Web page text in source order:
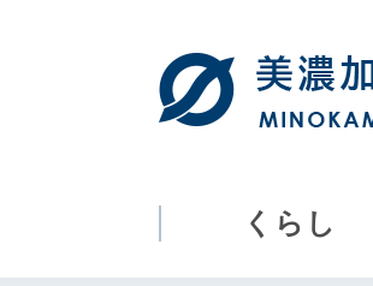
本
くらし